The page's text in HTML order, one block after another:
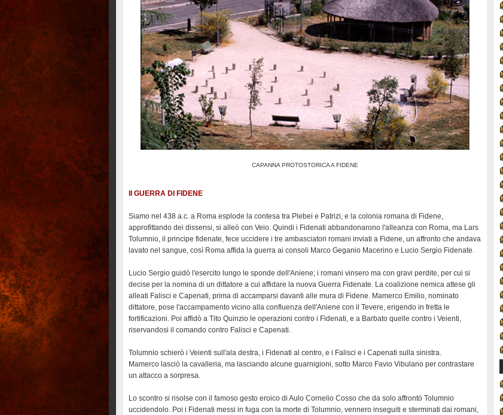
CAPANNA PROTOSTORICA A FIDENE
II GUERRA DI FIDENE
Siamo nel 438 a.c. a Roma esplode la contesa tra Plebei e Patrizi, e la colonia romana di Fidene,
approfittando dei dissensi, si alleò con Veio. Quindi i Fidenati abbandonarono l'alleanza con Roma, ma Lars
Tolumnio, il principe fidenate, fece uccidere i tre ambasciatori romani inviati a Fidene, un affronto che andava
lavato nel sangue, così Roma affida la guerra ai consoli Marco Geganio Macerino e Lucio Sergio Fidenate.
Lucio Sergio guidò l'esercito lungo le sponde dell'Aniene; i romani vinsero ma con gravi perdite, per cui si
decise per la nomina di un dittatore a cui affidare la nuova Guerra Fidenate. La coalizione nemica attese gli
alleati Falisci e Capenati, prima di accamparsi davanti alle mura di Fidene. Mamerco Emilio, nominato
dittatore, pose l'accampamento vicino alla confluenza dell'Aniene con il Tevere, erigendo in fretta le
fortificazioni. Poi affidò a Tito Quinzio le operazioni contro i Fidenati, e a Barbato quelle contro i Veienti,
riservandosi il comando contro Falisci e Capenati.
Tolumnio schierò i Veienti sull'ala destra, i Fidenati al centro, e i Falisci e i Capenati sulla sinistra.
Mamerco lasciò la cavalleria, ma lasciando alcune guarnigioni, sotto Marco Favio Vibulano per contrastare
un attacco a sorpresa.
Lo scontro si risolse con il famoso gesto eroico di Aulo Cornelio Cosso che da solo affrontò Tolumnio
uccidendolo. Poi i Fidenati messi in fuga con la morte di Tolumnio, vennero inseguiti e sterminati dai romani,